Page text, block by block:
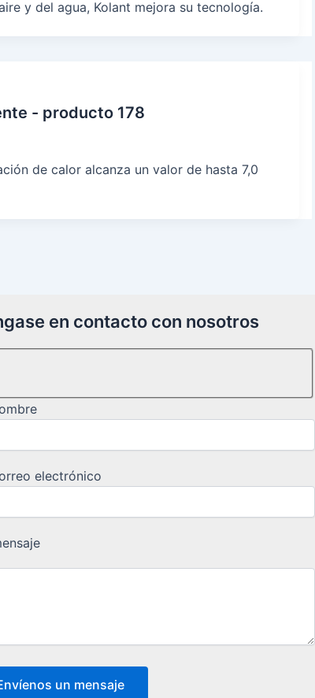
y del agua, Kolant mejora su tecnología.
- producto 178
de calor alcanza un valor de hasta 7,0
en contacto con nosotros
electrónico